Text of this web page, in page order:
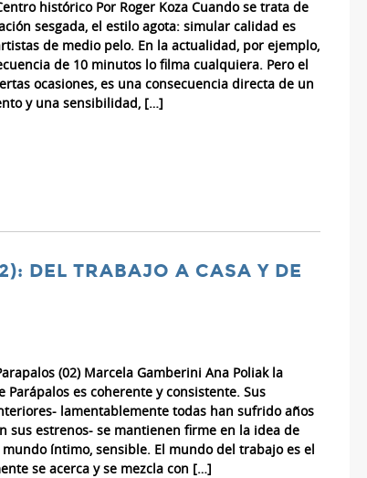
histórico Por Roger Koza Cuando se trata de
sesgada, el estilo agota: simular calidad es
de medio pelo. En la actualidad, por ejemplo,
de 10 minutos lo filma cualquiera. Pero el
ocasiones, es una consecuencia directa de un
y una sensibilidad, […]
DEL TRABAJO A CASA Y DE
(02) Marcela Gamberini Ana Poliak la
Parápalos es coherente y consistente. Sus
lamentablemente todas han sufrido años
sus estrenos- se mantienen firme en la idea de
íntimo, sensible. El mundo del trabajo es el
se acerca y se mezcla con […]